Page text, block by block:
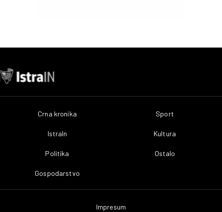
Crna kronika
IstraIn
Politika
Gospodarstvo
Sport
Kultura
Ostalo
Impresum